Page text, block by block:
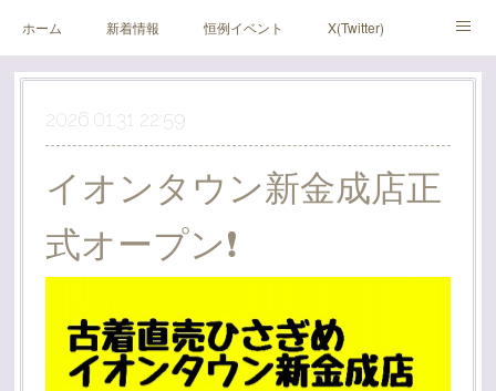
ホーム 新着情報 恒例イベント X(Twitter)
アメブロ Instagram
2026.01.31 22:59
イオンタウン新金成店正
式オープン❗